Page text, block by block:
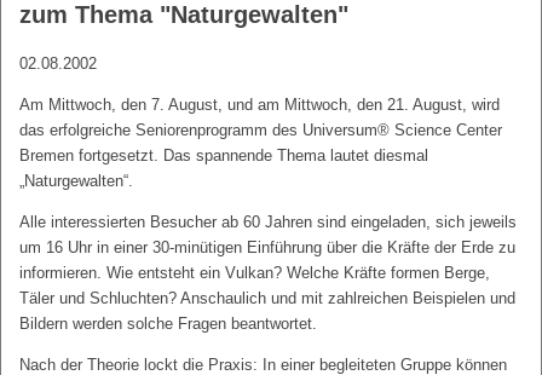
zum Thema "Naturgewalten"
02.08.2002
Am Mittwoch, den 7. August, und am Mittwoch, den 21. August, wird
das erfolgreiche Seniorenprogramm des Universum® Science Center
Bremen fortgesetzt. Das spannende Thema lautet diesmal
„Naturgewalten“.
Alle interessierten Besucher ab 60 Jahren sind eingeladen, sich jeweils
um 16 Uhr in einer 30-minütigen Einführung über die Kräfte der Erde zu
informieren. Wie entsteht ein Vulkan? Welche Kräfte formen Berge,
Täler und Schluchten? Anschaulich und mit zahlreichen Beispielen und
Bildern werden solche Fragen beantwortet.
Nach der Theorie lockt die Praxis: In einer begleiteten Gruppe können